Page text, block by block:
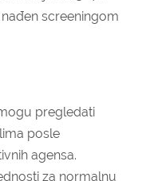
screeningom
pregledati
posle
agensa.
za normalnu